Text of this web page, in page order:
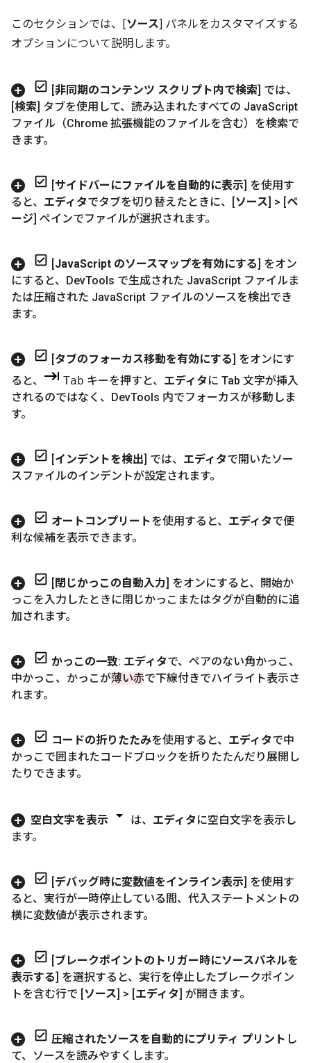
このセクションでは、[ソース] パネルをカスタマイズする
オプションについて説明します。
[非同期のコンテンツ スクリプト内で検索] では、
[検索] タブを使用して、読み込まれたすべての JavaScript
ファイル（Chrome 拡張機能のファイルを含む）を検索で
きます。
[サイドバーにファイルを自動的に表示] を使用す
ると、 エディタでタブを切り替えたときに、[ソース] > [ペ
ージ] ペインでファイルが選択されます。
[JavaScript のソースマップを有効にする] をオン
にすると、DevTools で生成された JavaScript ファイルま
たは圧縮された JavaScript ファイルのソースを検出でき
ます。
[タブのフォーカス移動を有効にする] をオンにす
ると、
Tab キーを押すと、 エディタ に Tab 文字が挿入
されるのではなく、DevTools 内でフォーカスが移動しま
す。
[インデントを検出] では、 エディタで開いたソー
スファイルのインデントが設定されます。
オートコンプリートを使用すると、 エディタで便
利な候補を表示できます。
[ 閉じかっこの自動入力] をオンにすると、開始か
っこを入力したときに閉じかっこまたはタグが自動的に追
加されます。
かっこの一致: エディタで、ペアのない角かっこ、
中かっこ、かっこが薄い赤で下線付きでハイライト表示さ
れます。
コードの折りたたみを使用すると、 エディタで中
かっこで囲まれたコードブロックを折りたたんだり展開し
たりできます。
空白文字を表示 は、 エディタ に空白文字を表示し
ます。
[デバッグ時に変数値をインライン表示] を使用す
ると、実行が一時停止している間、代入ステートメントの
横に変数値が表示されます。
[ブレークポイントのトリガー時にソースパネルを
表示する] を選択すると、実行を停止したブレークポイン
トを含む行で [ソース] > [エディタ] が開きます。
圧縮されたソースを自動的にプリティ プリント し
て、ソースを読みやすくします。